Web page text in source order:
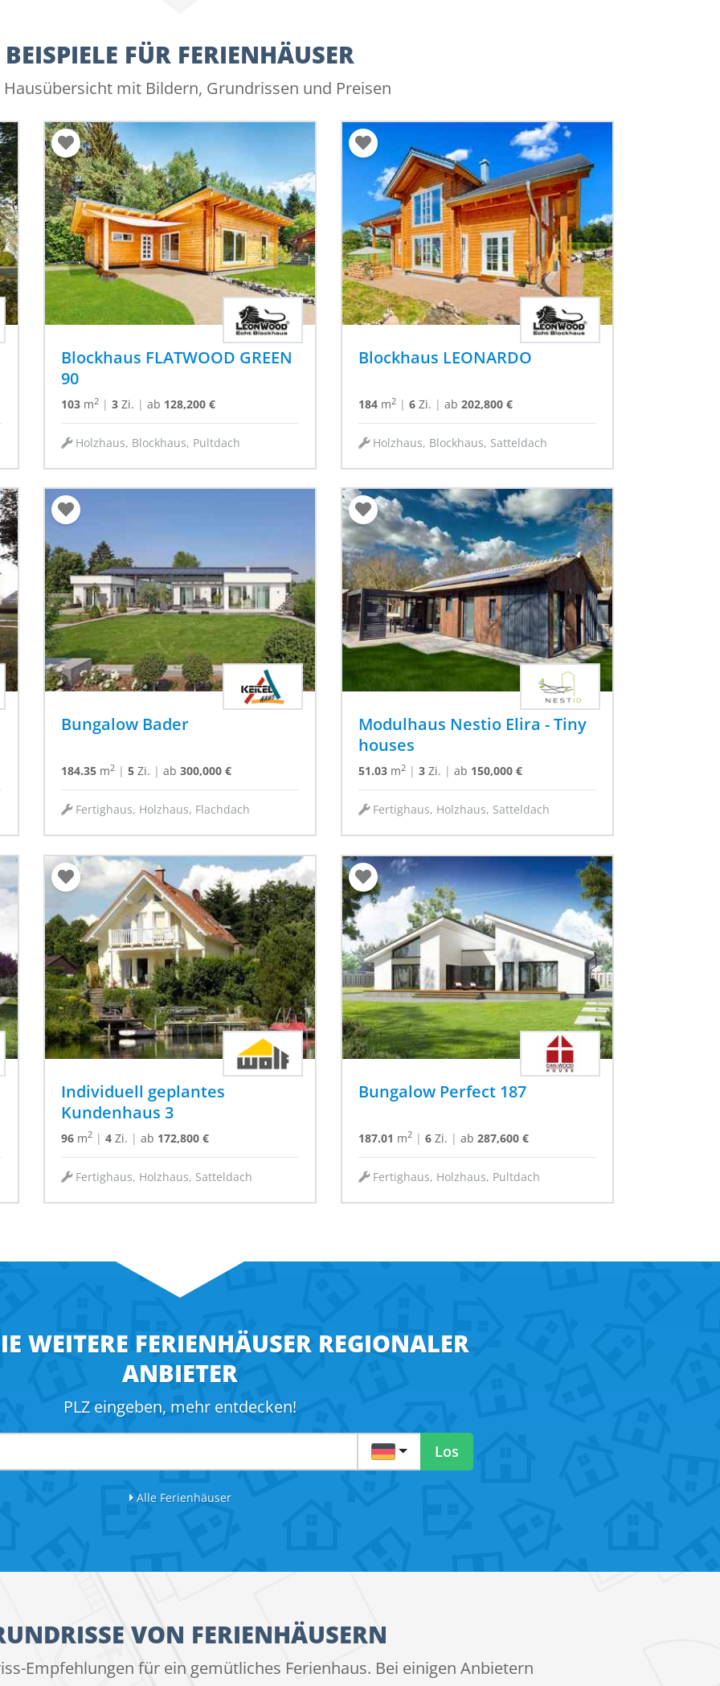
BEISPIELE FÜR FERIENHÄUSER
Hausübersicht mit Bildern, Grundrissen und Preisen
Blockhaus FLATWOOD GREEN
90
103 m2 | 3 Zi. | ab 128,200 €
Holzhaus, Blockhaus, Pultdach
Blockhaus LEONARDO
184 m2 | 6 Zi. | ab 202,800 €
Holzhaus, Blockhaus, Satteldach
Bungalow Bader
184.35 m2 | 5 Zi. | ab 300,000 €
Fertighaus, Holzhaus, Flachdach
Modulhaus Nestio Elira - Tiny
houses
51.03 m2 | 3 Zi. | ab 150,000 €
Fertighaus, Holzhaus, Satteldach
Individuell geplantes
Kundenhaus 3
96 m2 | 4 Zi. | ab 172,800 €
Fertighaus, Holzhaus, Satteldach
Bungalow Perfect 187
187.01 m2 | 6 Zi. | ab 287,600 €
Fertighaus, Holzhaus, Pultdach
WEITERE FERIENHÄUSER REGIONALER
ANBIETER
PLZ eingeben, mehr entdecken!
DE Los
Alle Ferienhäuser
VON FERIENHÄUSERN
Empfehlungen für ein gemütliches Ferienhaus. Bei einigen Anbietern